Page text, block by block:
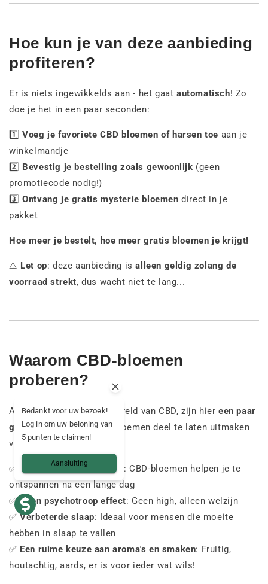
Hoe kun je van deze aanbieding
profiteren?
Er is niets ingewikkelds aan - het gaat automatisch! Zo
doe je het in een paar seconden:
1️⃣Voeg je favoriete CBD bloemen of harsen toe aan je
winkelmandje
2️⃣ Bevestig je bestelling zoals gewoonlijk (geen
promotiecode nodig!)
3️⃣Ontvang je gratis mysterie bloemen direct in je
pakket
Hoe meer je bestelt, hoe meer gratis bloemen je krijgt!
⚠️ Let op: deze aanbieding isalleen geldig zolang de
voorraad strekt, dus wacht niet te lang...
Waarom CBD-bloemen
proberen?
Als je nieuw bent in de wereld van CBD, zijn hier een paar
goede redenenom CBD-bloemen deel te laten uitmaken
van je wellnessroutine:
✅ Natuurlijke ontspanning : CBD-bloemen helpen je te
ontspannen na een lange dag
✅ Geen psychotroop effect: Geen high, alleen welzijn
✅Verbeterde slaap: Ideaal voor mensen die moeite
hebben in slaap te vallen
✅ Een ruime keuze aan aroma's en smaken: Fruitig,
houtachtig, aards, er is voor ieder wat wils!
Bedankt voor uw bezoek!
Log in om uw beloning van
5 punten te claimen!
Aansluiting